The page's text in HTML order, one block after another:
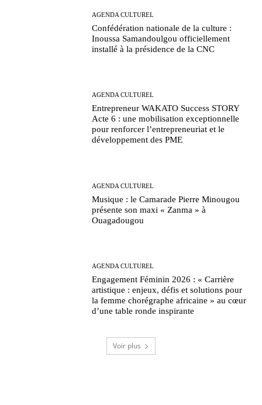
AGENDA CULTUREL
Confédération nationale de la culture :
Inoussa Samandoulgou officiellement
installé à la présidence de la CNC
AGENDA CULTUREL
Entrepreneur WAKATO Success STORY
Acte 6 : une mobilisation exceptionnelle
pour renforcer l’entrepreneuriat et le
développement des PME
AGENDA CULTUREL
Musique : le Camarade Pierre Minougou
présente son maxi « Zanma » à
Ouagadougou
AGENDA CULTUREL
Engagement Féminin 2026 : « Carrière
artistique : enjeux, défis et solutions pour
la femme chorégraphe africaine » au cœur
d’une table ronde inspirante
Voir plus